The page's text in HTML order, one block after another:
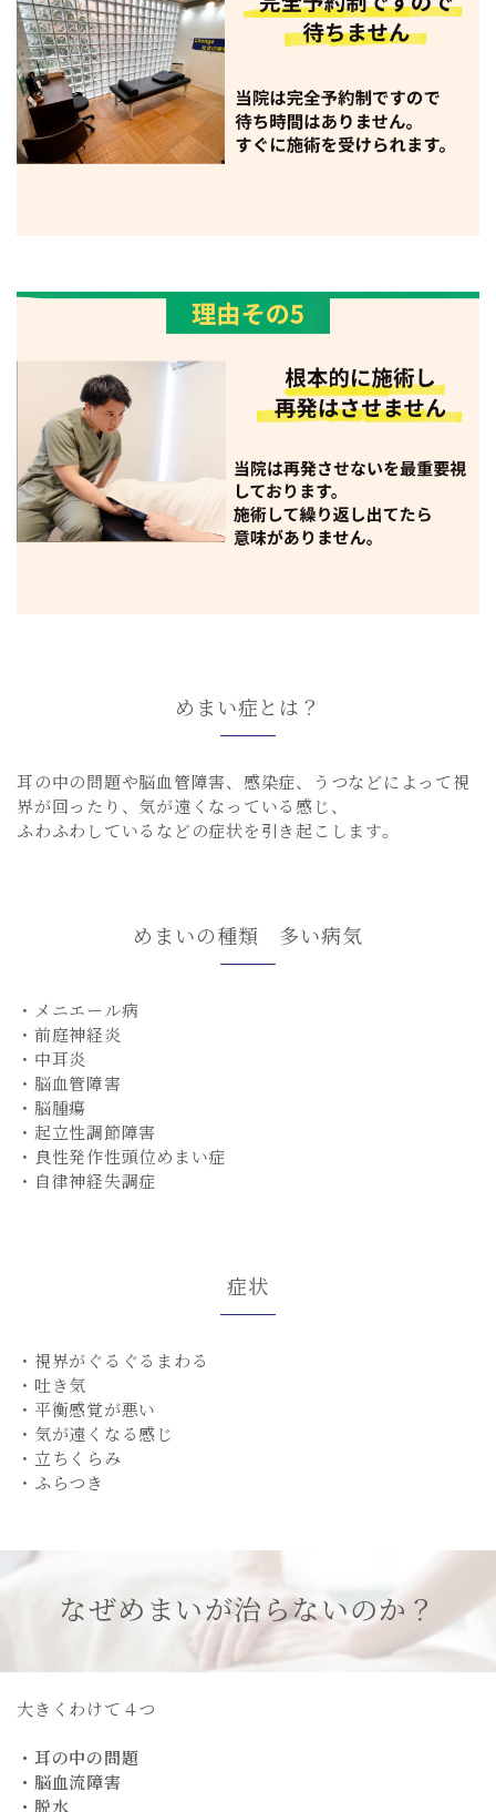
めまい症とは？
耳の中の問題や脳血管障害、感染症、うつなどによって視
界が回ったり、気が遠くなっている感じ、
ふわふわしているなどの症状を引き起こします。
めまいの種類 多い病気
・メニエール病
・前庭神経炎
・中耳炎
・脳血管障害
・脳腫瘍
・起立性調節障害
・良性発作性頭位めまい症
・自律神経失調症
症状
・視界がぐるぐるまわる
・吐き気
・平衡感覚が悪い
・気が遠くなる感じ
・立ちくらみ
・ふらつき
なぜめまいが治らないのか？
大きくわけて４つ
・耳の中の問題
・脳血流障害
・脱水